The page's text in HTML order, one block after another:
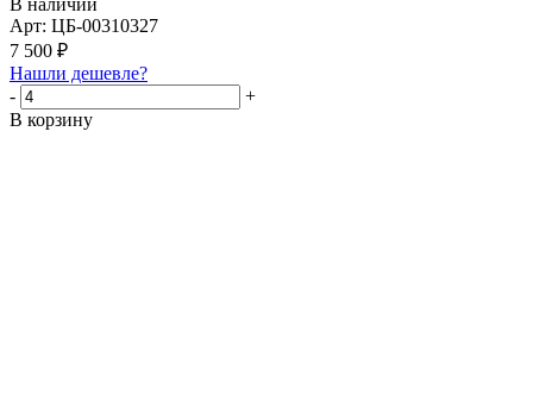
В наличии
Арт: ЦБ-00310327
7 500 ₽
Нашли дешевле?
-
+
В корзину